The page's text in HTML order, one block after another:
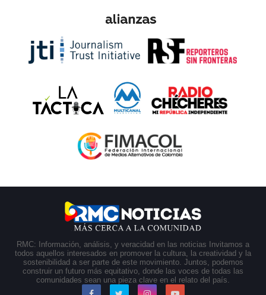
RMC: Información, análisis, y veracidad en las noticias Invitamos a
todos aquellos interesados en promover la cultura, la creatividad y la
sostenibilidad a ser parte de este movimiento. Juntos, podemos
construir un futuro más equitativo, donde las voces de todas las
comunidades sean una pieza clave en el relato del país.